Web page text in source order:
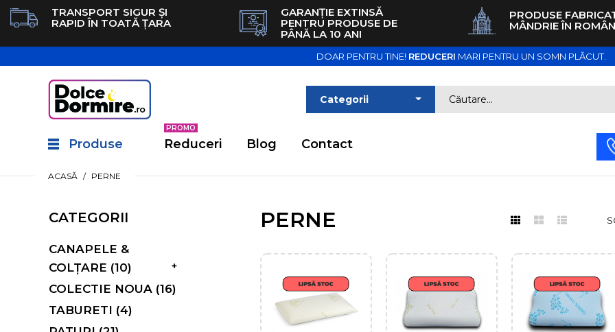
TRANSPORT SIGUR ȘI
RAPID ÎN TOATĂ ȚARA
GARANȚIE EXTINSĂ
PENTRU PRODUSE DE
PÂNĂ LA 10 ANI
PRODUSE
MÂNDRIE ÎN
DOAR PENTRU TINE! REDUCERI MARI PENTRU UN SOMN PLĂCUT.
Produse Reduceri
PROMO
Blog Contact
ACASĂ PERNE
CATEGORII
CANAPELE &
COLȚARE (10)
+
COLECTIE NOUA (16)
TABURETI (4)
PERNE
Perna